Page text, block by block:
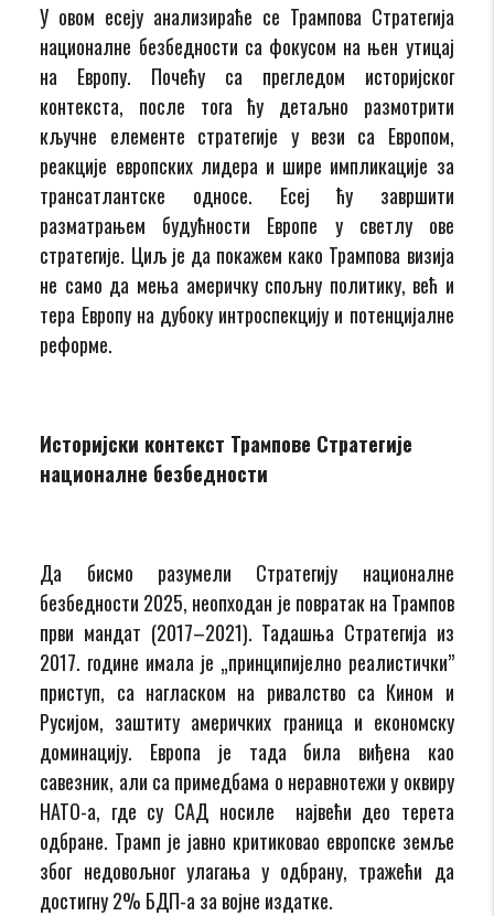
У овом есеју анализираће се Трампова Стратегија
националне безбедности са фокусом на њен утицај
на Европу. Почећу са прегледом историјског
контекста, после тога ћу детаљно размотрити
кључне елементе стратегије у вези са Европом,
реакције европских лидера и шире импликације за
трансатлантске односе. Есеј ћу завршити
разматрањем будућности Европе у светлу ове
стратегије. Циљ је да покажем како Трампова визија
не само да мења америчку спољну политику, већ и
тера Европу на дубоку интроспекцију и потенцијалне
реформе.
Историјски контекст Трампове Стратегије
националне безбедности
Да бисмо разумели Стратегију националне
безбедности 2025, неопходан је повратак на Трампов
први мандат (2017–2021). Тадашња Стратегија из
2017. године имала је „принципијелно реалистички”
приступ, са нагласком на ривалство са Кином и
Русијом, заштиту америчких граница и економску
доминацију. Европа је тада била виђена као
савезник, али са примедбама о неравнотежи у оквиру
НАТО-а, где су САД носиле највећи део терета
одбране. Трамп је јавно критиковао европске земље
због недовољног улагања у одбрану, тражећи да
достигну 2% БДП-а за војне издатке.